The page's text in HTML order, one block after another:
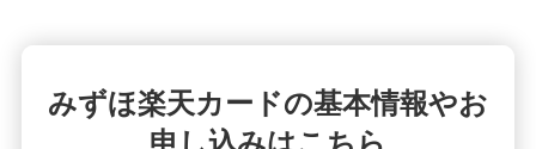
みずほマイレージクラブカード（クレジットカ
みずほ楽天カードの基本情報やお